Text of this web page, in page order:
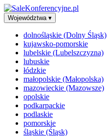
Województwa ▾
dolnośląskie (Dolny Śląsk)
kujawsko-pomorskie
lubelskie (Lubelszczyzna)
lubuskie
łódzkie
małopolskie (Małopolska)
mazowieckie (Mazowsze)
opolskie
podkarpackie
podlaskie
pomorskie
śląskie (Śląsk)